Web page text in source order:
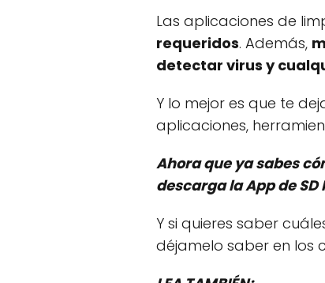
Las aplicaciones de
requeridos. Además,
detectar virus y
Y lo mejor es que te
aplicaciones,
Ahora que ya sabes
descarga la App de SD
Y si quieres saber
déjamelo saber en los